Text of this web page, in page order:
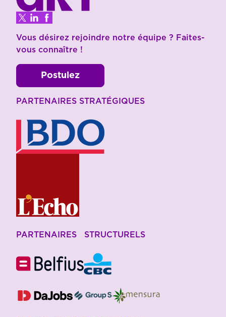
Vous désirez rejoindre notre équipe ? Faites-
vous connaître !
Postulez
PARTENAIRES STRATÉGIQUES
PARTENAIRES STRUCTURELS